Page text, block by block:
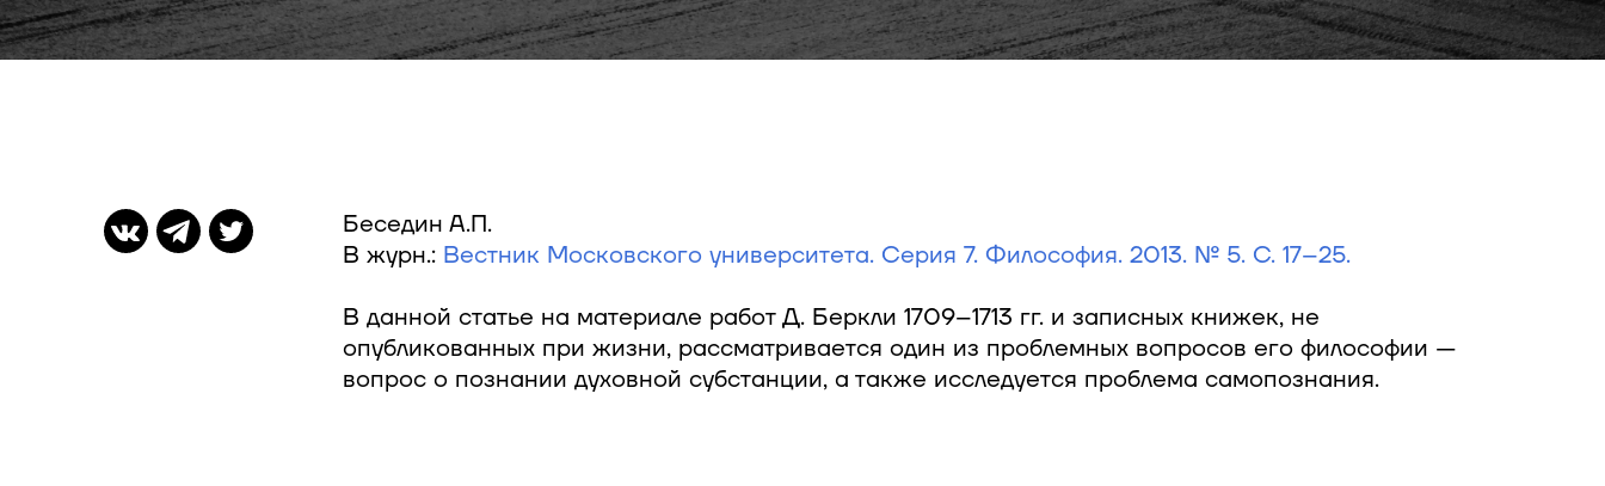
Беседин А.П.
В журн.: Вестник Московского университета. Серия 7. Философия. 2013. № 5. С. 17–25.
В данной статье на материале работ Д. Беркли 1709–1713 гг. и записных книжек, не
опубликованных при жизни, рассматривается один из проблемных вопросов его философии —
вопрос о познании духовной субстанции, а также исследуется проблема самопознания.